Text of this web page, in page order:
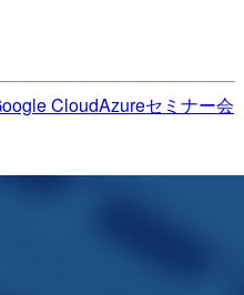
CloudAzureセミナー会